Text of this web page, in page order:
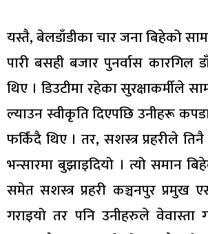
यस्तै, बेलडाँडीका चार जना बिहेको
पारी बसही बजार पुनर्वास कारगिल
थिए । डिउटीमा रहेका सुरक्षाकर्मीले
ल्याउन स्वीकृति दिएपछि उनीहरू
फर्किंदै थिए । तर, सशस्त्र प्रहरीले
भन्सारमा बुझाइदियो । त्यो समान
समेत सशस्त्र प्रहरी कञ्चनपुर प्रमुख
गराइयो तर पनि उनीहरुले वेवास्ता